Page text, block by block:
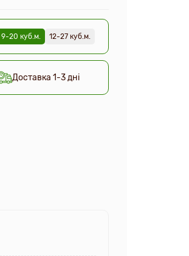
9-20 куб.м. 12-27 куб.м.
Доставка 1-3 дні